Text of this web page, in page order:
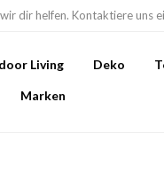
dir helfen. Kontaktiere uns
Living Deko
Marken